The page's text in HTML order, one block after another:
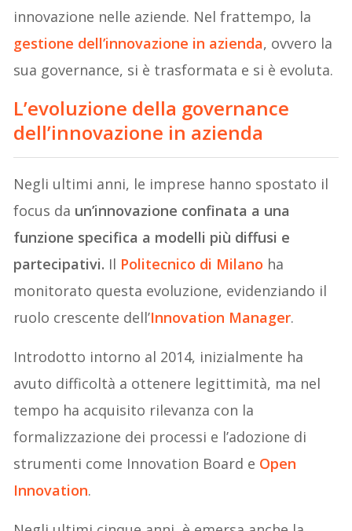
innovazione nelle aziende. Nel frattempo, la
gestione dell’innovazione in azienda, ovvero la
sua governance, si è trasformata e si è evoluta.
L’evoluzione della governance
dell’innovazione in azienda
Negli ultimi anni, le imprese hanno spostato il
focus da un’innovazione confinata a una
funzione specifica a modelli più diffusi e
partecipativi. Il Politecnico di Milano ha
monitorato questa evoluzione, evidenziando il
ruolo crescente dell’Innovation Manager.
Introdotto intorno al 2014, inizialmente ha
avuto difficoltà a ottenere legittimità, ma nel
tempo ha acquisito rilevanza con la
formalizzazione dei processi e l’adozione di
strumenti come Innovation Board e Open
Innovation.